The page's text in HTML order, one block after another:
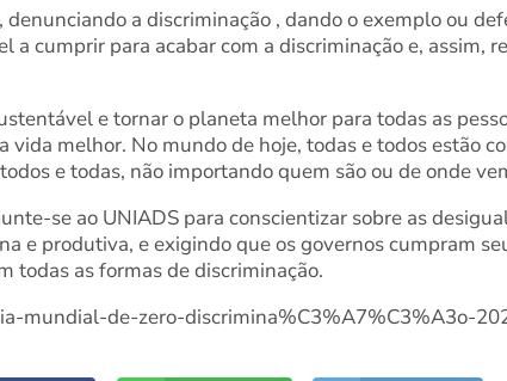
a discriminação , dando o exemplo ou
a cumprir para acabar com a discriminação e, assim,
e tornar o planeta melhor para todas as
melhor. No mundo de hoje, todas e todos estão
e todas, não importando quem são ou de onde
se ao UNIADS para conscientizar sobre as
e produtiva, e exigindo que os governos cumpram
todas as formas de discriminação.
mundial-de-zero-discrimina%C3%A7%C3%A3o-